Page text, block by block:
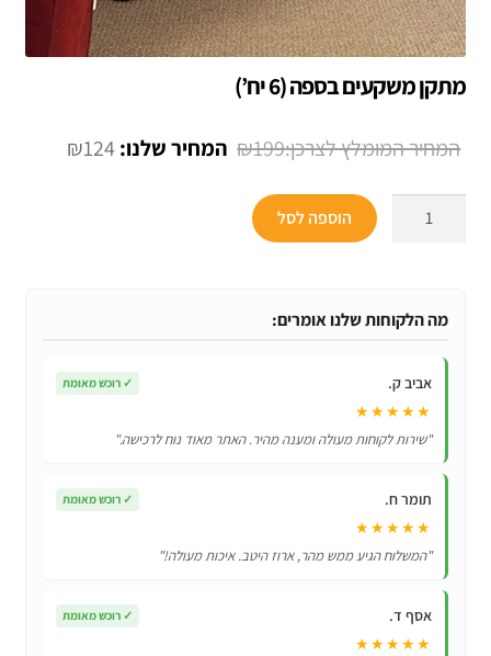
מתקן משקעים בספה (6 יח’)
₪199
המחיר
₪124 המחיר
בספה
יח’)
הוספה לסל
מה הלקוחות שלנו אומרים:
אביב ק. ✓ רוכש מאומת
★★★★★
"שירות לקוחות מעולה ומענה מהיר. האתר מאוד נוח לרכישה."
תומר ח. ✓ רוכש מאומת
★★★★★
"המשלוח הגיע ממש מהר, ארוז היטב. איכות מעולה!"
אסף ד. ✓ רוכש מאומת
★★★★★